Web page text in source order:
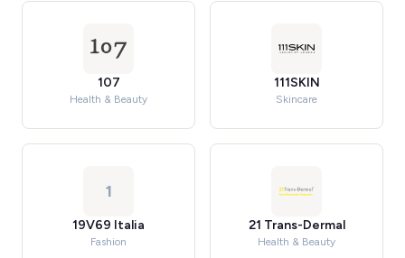
107
Health & Beauty
111SKIN
Skincare
1
19V69 Italia
Fashion
21 Trans-Dermal
Health & Beauty